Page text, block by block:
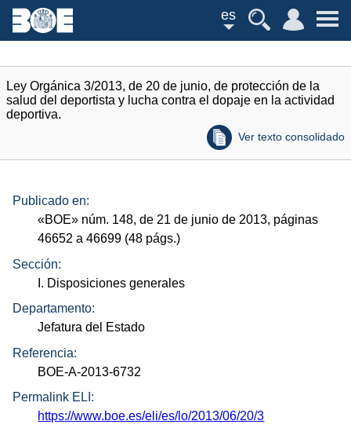
es
Ley Orgánica 3/2013, de 20 de junio, de protección de la
salud del deportista y lucha contra el dopaje en la actividad
deportiva.
Ver texto consolidado
Publicado en:
«BOE» núm. 148, de 21 de junio de 2013, páginas
46652 a 46699 (48 págs.)
Sección:
I. Disposiciones generales
Departamento:
Jefatura del Estado
Referencia:
BOE-A-2013-6732
Permalink ELI:
https://www.boe.es/eli/es/lo/2013/06/20/3